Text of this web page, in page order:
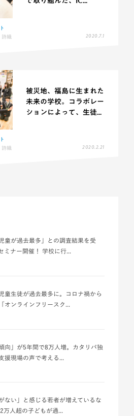
詩織 2020.7.1
被災地、福島に生まれた
未来の学校。コラボレー
ションによって、生徒...
詩織 2020.2.21
童が過去最多」との調査結果を受
ミナー開催！ 学校に行...
童生徒が過去最多に。コロナ禍から
オンラインフリースク...
向」が5年間で8万人増。カタリバ独
援現場の声で考える...
ない」と感じる若者が増えているな
万人超の子どもが通...